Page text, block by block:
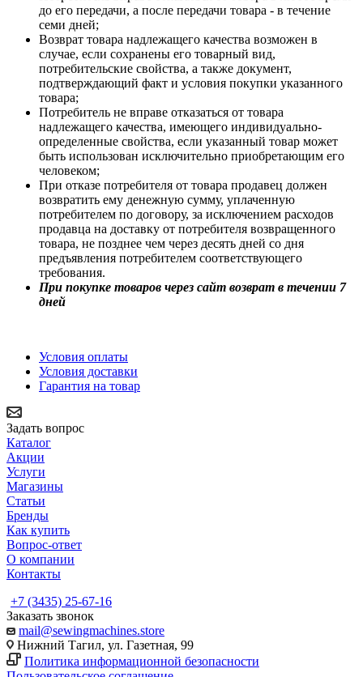
до его передачи, а после передачи товара - в течение
семи дней;
Возврат товара надлежащего качества возможен в
случае, если сохранены его товарный вид,
потребительские свойства, а также документ,
подтверждающий факт и условия покупки указанного
товара;
Потребитель не вправе отказаться от товара
надлежащего качества, имеющего индивидуально-
определенные свойства, если указанный товар может
быть использован исключительно приобретающим его
человеком;
При отказе потребителя от товара продавец должен
возвратить ему денежную сумму, уплаченную
потребителем по договору, за исключением расходов
продавца на доставку от потребителя возвращенного
товара, не позднее чем через десять дней со дня
предъявления потребителем соответствующего
требования.
При покупке товаров через сайт возврат в течении 7
дней
Условия оплаты
Условия доставки
Гарантия на товар
Задать вопрос
Каталог
Акции
Услуги
Магазины
Статьи
Бренды
Как купить
Вопрос-ответ
О компании
Контакты
+7 (3435) 25-67-16
Заказать звонок
mail@sewingmachines.store
Нижний Тагил, ул. Газетная, 99
Политика информационной безопасности